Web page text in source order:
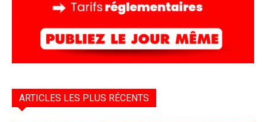
ARTICLES LES PLUS RÉCENTS